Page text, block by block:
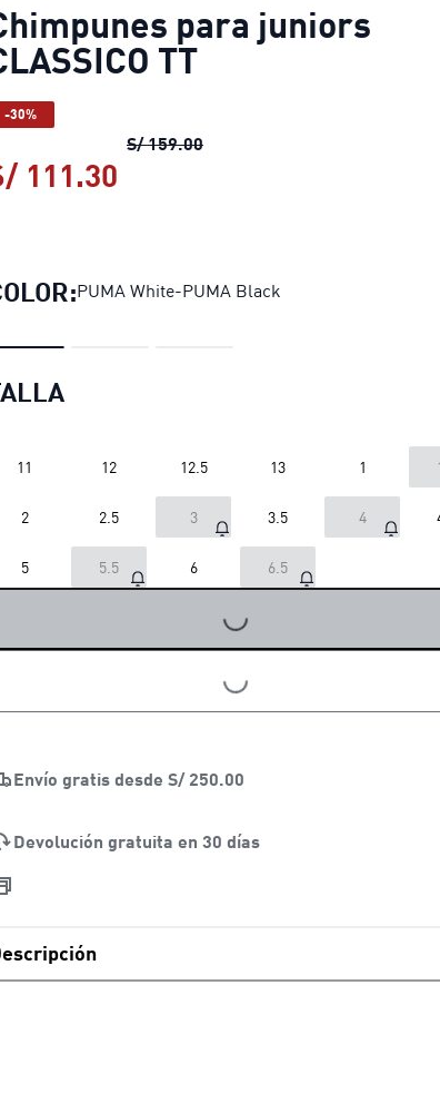
para juniors
TT
-30%
S/ 159.00Chimpunes para juniors
111.30
PUMA White-PUMA Black
11 12 12.5 13 1
2 2.5 3 3.5 4
5 5.5 6 6.5
LOADING...
LOADING...
Envío gratis desde S/ 250.00
Devolución gratuita en 30 días